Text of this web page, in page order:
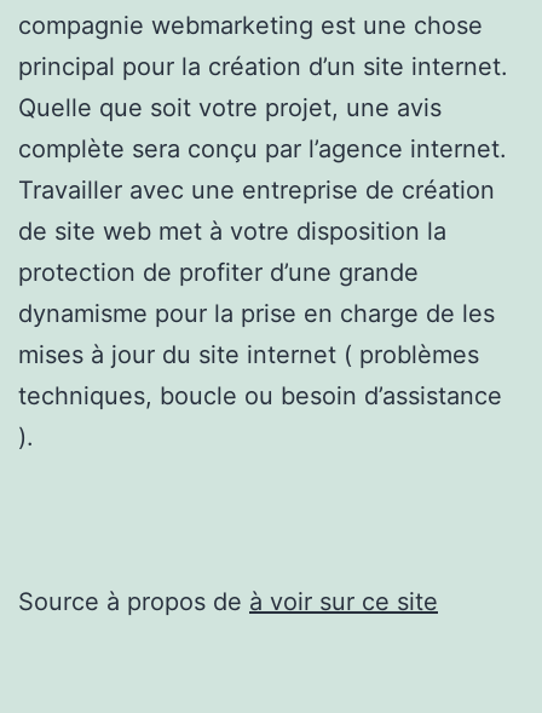
compagnie webmarketing est une chose
principal pour la création d’un site internet.
Quelle que soit votre projet, une avis
complète sera conçu par l’agence internet.
Travailler avec une entreprise de création
de site web met à votre disposition la
protection de profiter d’une grande
dynamisme pour la prise en charge de les
mises à jour du site internet ( problèmes
techniques, boucle ou besoin d’assistance
).
Source à propos de à voir sur ce site